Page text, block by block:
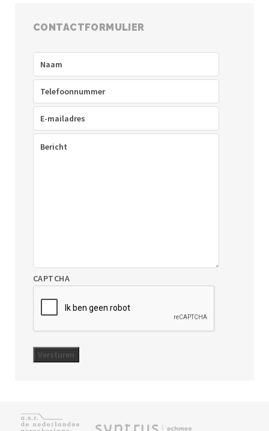
CONTACTFORMULIER
Telefoon
mailadres(Vereist)
CAPTCHA